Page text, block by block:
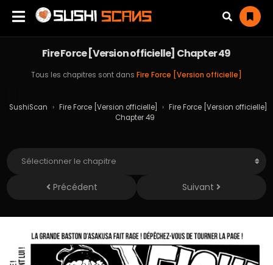
Fire Force [Version officielle] Chapter 49
Tous les chapitres sont dans Fire Force [Version officielle]
SushiScan › Fire Force [Version officielle] › Fire Force [Version officielle]
Chapter 49
Précédent Suivant